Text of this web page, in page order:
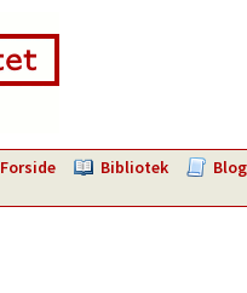
Forside Bibliotek Blog